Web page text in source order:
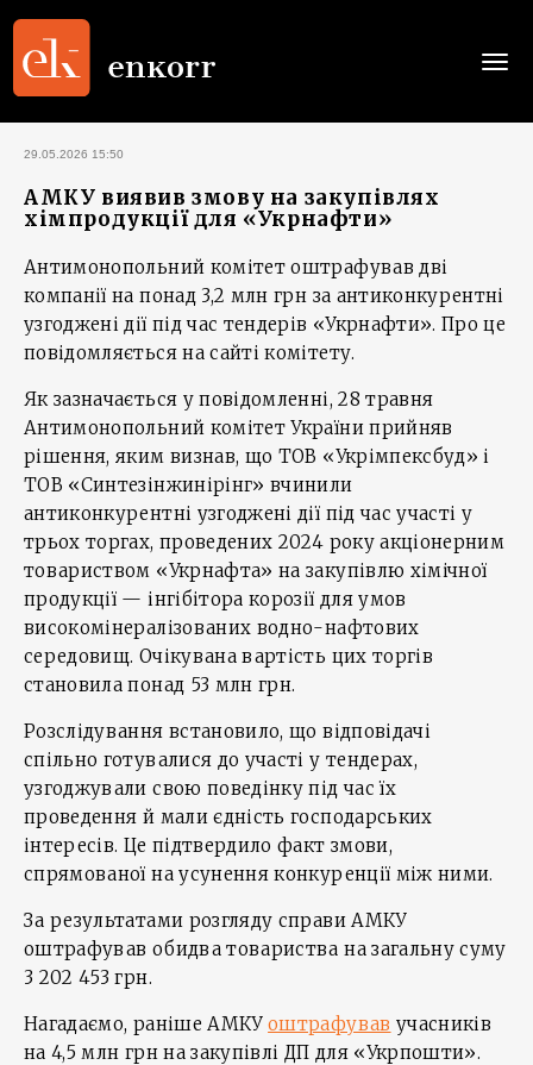
29.05.2026 15:50
АМКУ виявив змову на закупівлях
хімпродукції для «Укрнафти»
Антимонопольний комітет оштрафував дві
компанії на понад 3,2 млн грн за антиконкурентні
узгоджені дії під час тендерів «Укрнафти». Про це
повідомляється на сайті комітету.
Як зазначається у повідомленні, 28 травня
Антимонопольний комітет України прийняв
рішення, яким визнав, що ТОВ «Укрімпексбуд» і
ТОВ «Синтезінжинірінг» вчинили
антиконкурентні узгоджені дії під час участі у
трьох торгах, проведених 2024 року акціонерним
товариством «Укрнафта» на закупівлю хімічної
продукції — інгібітора корозії для умов
високомінералізованих водно-нафтових
середовищ. Очікувана вартість цих торгів
становила понад 53 млн грн.
Розслідування встановило, що відповідачі
спільно готувалися до участі у тендерах,
узгоджували свою поведінку під час їх
проведення й мали єдність господарських
інтересів. Це підтвердило факт змови,
спрямованої на усунення конкуренції між ними.
За результатами розгляду справи АМКУ
оштрафував обидва товариства на загальну суму
3 202 453 грн.
Нагадаємо, раніше АМКУоштрафував учасників
на 4,5 млн грн на закупівлі ДП для «Укрпошти».